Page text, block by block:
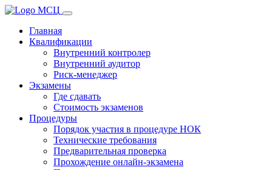
Главная
Квалификации
Внутренний контролер
Внутренний аудитор
Риск-менеджер
Экзамены
Где сдавать
Стоимость экзаменов
Процедуры
Порядок участия в процедуре НОК
Технические требования
Предварительная проверка
Прохождение онлайн-экзамена